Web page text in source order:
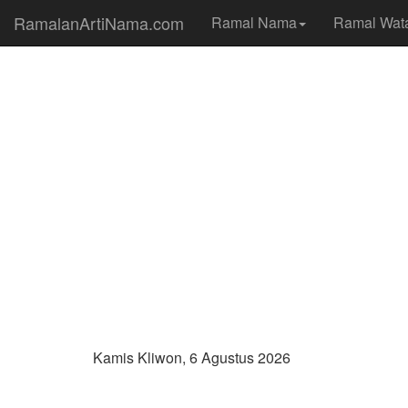
RamalanArtiNama.com Ramal Nama Ramal
Kamis Kliwon, 6 Agustus 2026